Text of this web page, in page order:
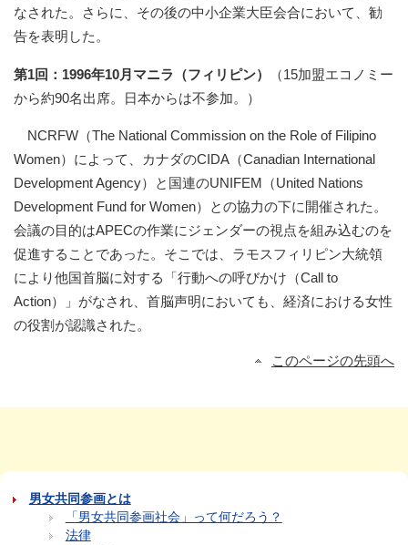
なされた。さらに、その後の中小企業大臣会合において、勧
告を表明した。
第1回：1996年10月マニラ（フィリピン）
（15加盟エコノミー
から約90名出席。日本からは不参加。）
NCRFW（The National Commission on the Role of Filipino
Women）によって、カナダのCIDA（Canadian International
Development Agency）と国連のUNIFEM（United Nations
Development Fund for Women）との協力の下に開催された。
会議の目的はAPECの作業にジェンダーの視点を組み込むのを
促進することであった。そこでは、ラモスフィリピン大統領
により他国首脳に対する「行動への呼びかけ（Call to
Action）」がなされ、首脳声明においても、経済における女性
の役割が認識された。
このページの先頭へ